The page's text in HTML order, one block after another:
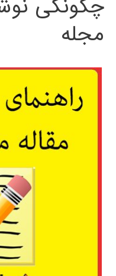
چگونگی
مجله